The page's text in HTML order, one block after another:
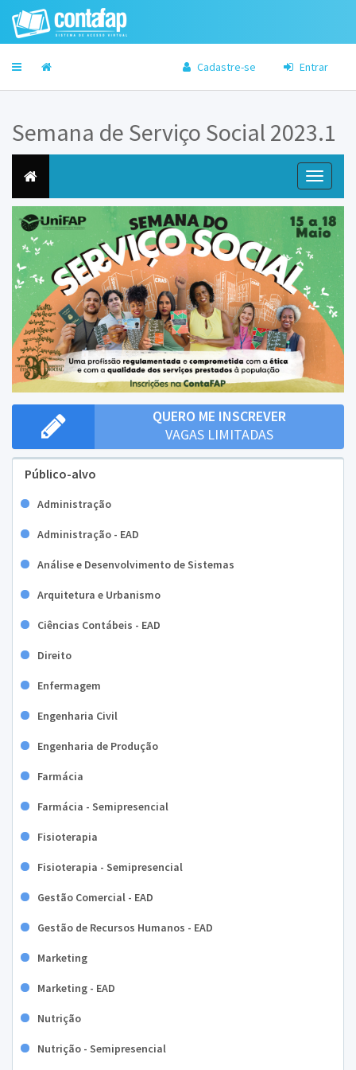
Cadastre-se Entrar
Semana de Serviço Social 2023.1
Toggle
QUERO ME INSCREVER
VAGAS LIMITADAS
Público-alvo
Administração
Administração - EAD
Análise e Desenvolvimento de Sistemas
Arquitetura e Urbanismo
Ciências Contábeis - EAD
Direito
Enfermagem
Engenharia Civil
Engenharia de Produção
Farmácia
Farmácia - Semipresencial
Fisioterapia
Fisioterapia - Semipresencial
Gestão Comercial - EAD
Gestão de Recursos Humanos - EAD
Marketing
Marketing - EAD
Nutrição
Nutrição - Semipresencial